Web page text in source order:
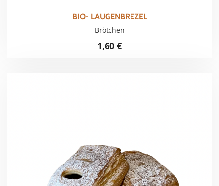
BIO- LAUGENBREZEL
Brötchen
1,60 €